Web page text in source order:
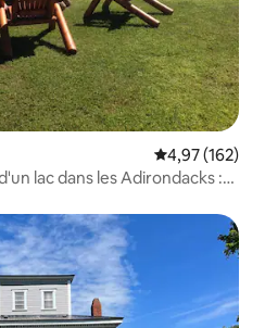
Évaluation
4,97 (162)
lac dans les Adirondacks :